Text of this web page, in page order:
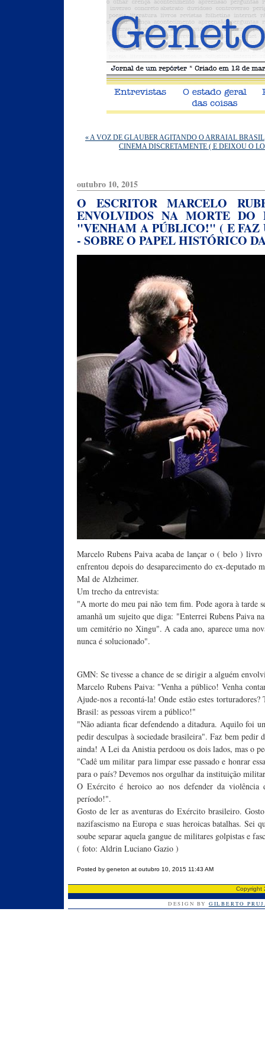
« A VOZ DE GLAUBER AGITANDO O ARRAIAL BRASIL
CINEMA DISCRETAMENTE ( E DEIXOU O
outubro 10, 2015
O ESCRITOR MARCELO
ENVOLVIDOS NA MORTE DO
"VENHAM A PÚBLICO!" ( E FAZ
- SOBRE O PAPEL HISTÓRICO
Marcelo Rubens Paiva acaba de lançar o ( belo )
enfrentou depois do desaparecimento do ex-deputado
Mal de Alzheimer.
Um trecho da entrevista:
"A morte do meu pai não tem fim. Pode agora à tarde
amanhã um sujeito que diga: "Enterrei Rubens Paiva
um cemitério no Xingu". A cada ano, aparece uma
nunca é solucionado".
GMN: Se tivesse a chance de se dirigir a alguém
Marcelo Rubens Paiva: "Venha a público! Venha
Ajude-nos a recontá-la! Onde estão estes
Brasil: as pessoas virem a público!"
"Não adianta ficar defendendo a ditadura. Aquilo foi
pedir desculpas à sociedade brasileira". Faz bem pedir
ainda! A Lei da Anistia perdoou os dois lados, mas o
"Cadê um militar para limpar esse passado e honrar
para o país? Devemos nos orgulhar da instituição
O Exército é heroico ao nos defender da violência
período!".
Gosto de ler as aventuras do Exército brasileiro.
nazifascismo na Europa e suas heroicas batalhas. Sei
soube separar aquela gangue de militares golpistas e
( foto: Aldrin Luciano Gazio )
Posted by geneton at outubro 10, 2015 11:43 AM
DESIGN BY GILBERTO